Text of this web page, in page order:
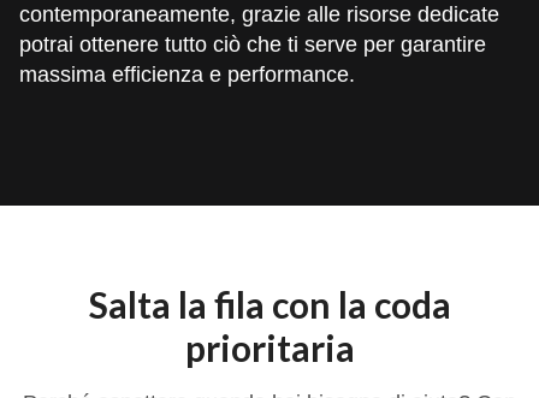
contemporaneamente, grazie alle risorse dedicate
potrai ottenere tutto ciò che ti serve per garantire
massima efficienza e performance.
Salta la fila con la coda
prioritaria